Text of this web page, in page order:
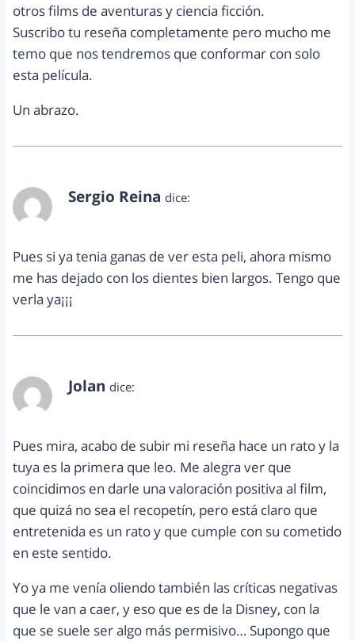
otros films de aventuras y ciencia ficción.
Suscribo tu reseña completamente pero mucho me
temo que nos tendremos que conformar con solo
esta película.
Un abrazo.
Sergio Reina dice:
Pues si ya tenia ganas de ver esta peli, ahora mismo
me has dejado con los dientes bien largos. Tengo que
verla ya¡¡¡
Jolan dice:
Pues mira, acabo de subir mi reseña hace un rato y la
tuya es la primera que leo. Me alegra ver que
coincidimos en darle una valoración positiva al film,
que quizá no sea el recopetín, pero está claro que
entretenida es un rato y que cumple con su cometido
en este sentido.
Yo ya me venía oliendo también las críticas negativas
que le van a caer, y eso que es de la Disney, con la
que se suele ser algo más permisivo… Supongo que